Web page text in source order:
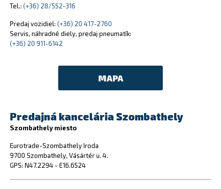
Tel.: (+36) 28/552-316
Predaj vozidiel: (+36) 20 417-2760
Servis, náhradné diely, predaj pneumatík:
(+36) 20 911-6142
MAPA
Predajná kancelária Szombathely
Szombathely miesto
Eurotrade-Szombathely Iroda
9700 Szombathely, Vásártér u. 4.
GPS: N47.2294 - E16.6524